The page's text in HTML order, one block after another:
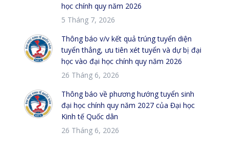
học chính quy năm 2026
5 Tháng 7, 2026
Thông báo v/v kết quả trúng tuyển diện
tuyển thẳng, ưu tiên xét tuyển và dự bị đại
học vào đại học chính quy năm 2026
26 Tháng 6, 2026
Thông báo về phương hướng tuyển sinh
đại học chính quy năm 2027 của Đại học
Kinh tế Quốc dân
26 Tháng 6, 2026